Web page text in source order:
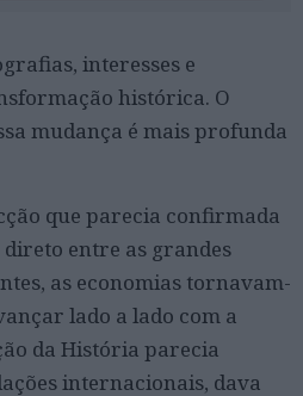
interesses e
histórica. O
mudança é mais profunda
que parecia confirmada
entre as grandes
as economias tornavam-
lado a lado com a
da História parecia
internacionais, dava